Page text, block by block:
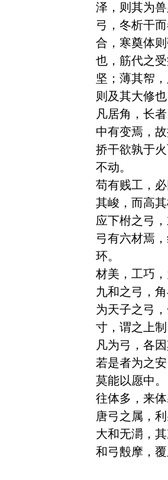
泽，则其为
弓，冬析干
合，寒奠体
也，筋代之
坚；薄其帤
则及其大修
凡居角，长
中有变焉，
挢干欲孰于
不动。
苟有贱工，
其峻，而高
应下柎之弓
弓有六材焉
环。
材美，工巧
九和之弓，
为天子之弓
寸，谓之上
凡为弓，各
若是者为之
莫能以愿中。
往体多，来
唐弓之属，利
大和无灂，